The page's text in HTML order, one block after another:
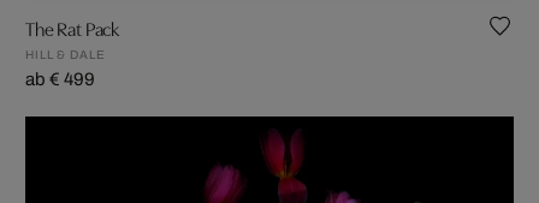
The Rat Pack
HILL & DALE
ab € 499